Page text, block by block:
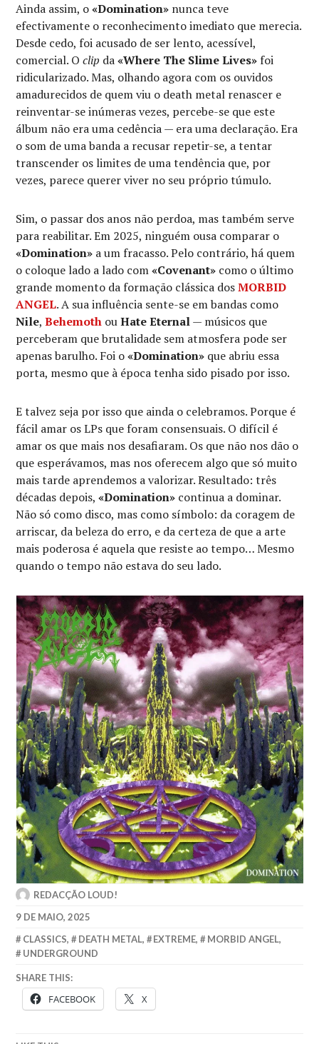
Ainda assim, o«Domination» nunca teve
efectivamente o reconhecimento imediato que merecia.
Desde cedo, foi acusado de ser lento, acessível,
comercial. Oclip da«Where The Slime Lives» foi
ridicularizado. Mas, olhando agora com os ouvidos
amadurecidos de quem viu o death metal renascer e
reinventar-se inúmeras vezes, percebe-se que este
álbum não era uma cedência — era uma declaração. Era
o som de uma banda a recusar repetir-se, a tentar
transcender os limites de uma tendência que, por
vezes, parece querer viver no seu próprio túmulo.
Sim, o passar dos anos não perdoa, mas também serve
para reabilitar. Em 2025, ninguém ousa comparar o
«Domination» a um fracasso. Pelo contrário, há quem
o coloque lado a lado com«Covenant» como o último
grande momento da formação clássica dosMORBID
ANGEL. A sua influência sente-se em bandas como
Nile,Behemoth ouHate Eternal— músicos que
perceberam que brutalidade sem atmosfera pode ser
apenas barulho. Foi o«Domination» que abriu essa
porta, mesmo que à época tenha sido pisado por isso.
E talvez seja por isso que ainda o celebramos. Porque é
fácil amar os LPs que foram consensuais. O difícil é
amar os que mais nos desafiaram. Os que não nos dão o
que esperávamos, mas nos oferecem algo que só muito
mais tarde aprendemos a valorizar. Resultado: três
décadas depois,«Domination» continua a dominar.
Não só como disco, mas como símbolo: da coragem de
arriscar, da beleza do erro, e da certeza de que a arte
mais poderosa é aquela que resiste ao tempo… Mesmo
quando o tempo não estava do seu lado.
REDACÇÃO LOUD!
9 DE MAIO, 2025
CLASSICS, DEATH METAL, EXTREME, MORBID ANGEL,
UNDERGROUND
SHARE THIS:
FACEBOOK X